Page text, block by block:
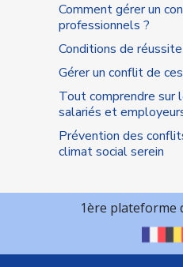
Comment gérer un
professionnels ?
Conditions de
Gérer un conflit de
Tout comprendre sur
salariés et
Prévention des
climat social serein
1ère plateforme